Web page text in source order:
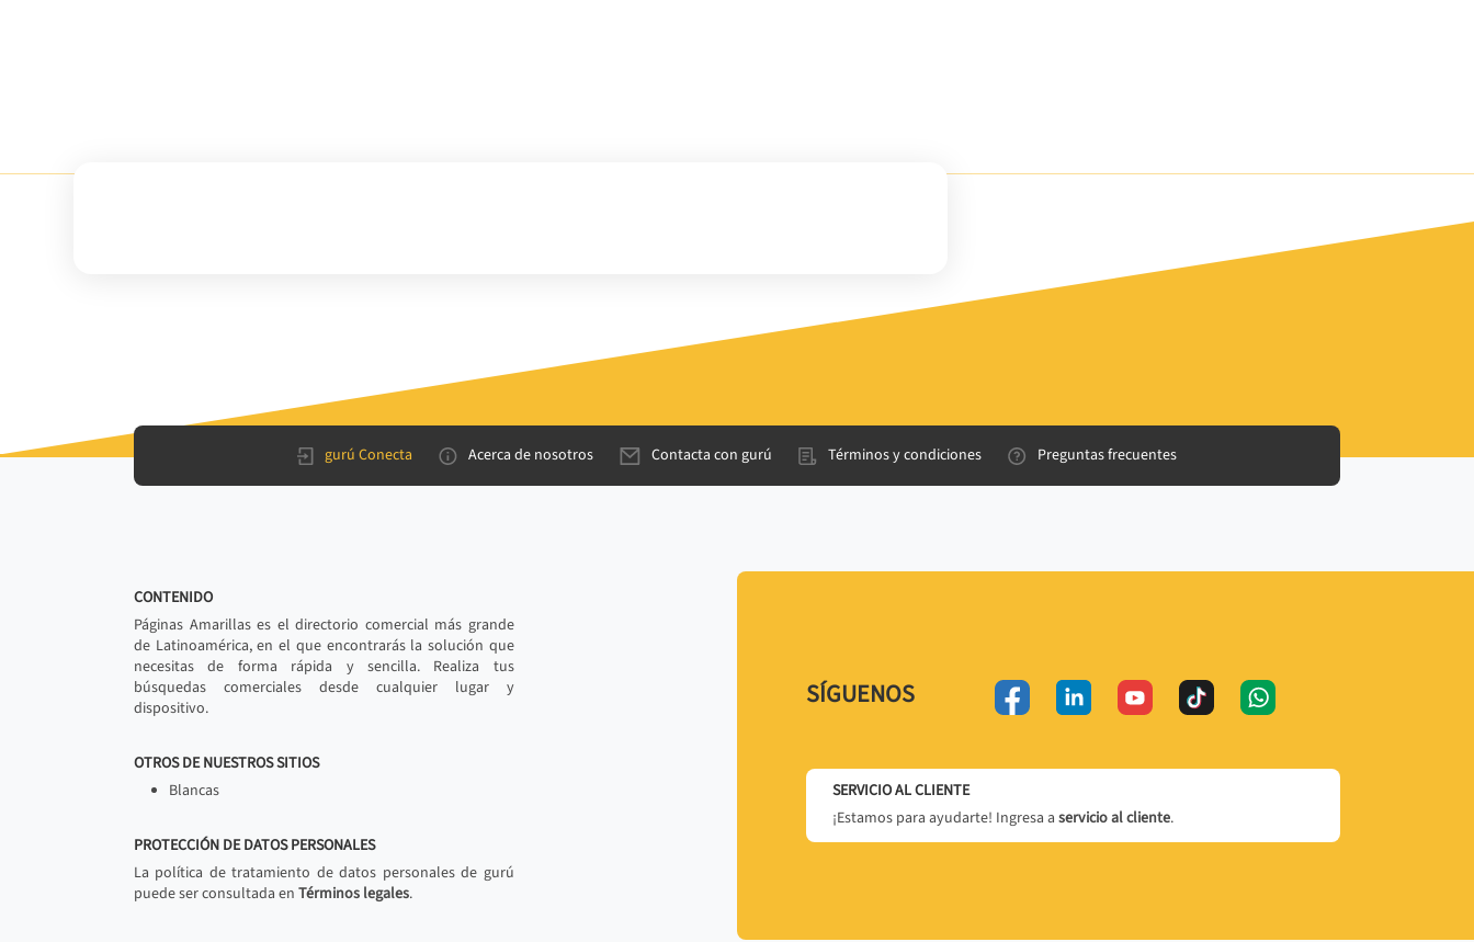
gurú Conecta Acerca de nosotros Contacta con gurú Términos y condiciones Preguntas frecuentes
CONTENIDO
Páginas Amarillas es el directorio comercial más grande
de Latinoamérica, en el que encontrarás la solución que
necesitas de forma rápida y sencilla. Realiza tus
búsquedas comerciales desde cualquier lugar y
dispositivo.
OTROS DE NUESTROS SITIOS
Blancas
PROTECCIÓN DE DATOS PERSONALES
La política de tratamiento de datos personales de gurú
puede ser consultada en Términos legales.
SÍGUENOS
SERVICIO AL CLIENTE
¡Estamos para ayudarte! Ingresa a servicio al cliente.